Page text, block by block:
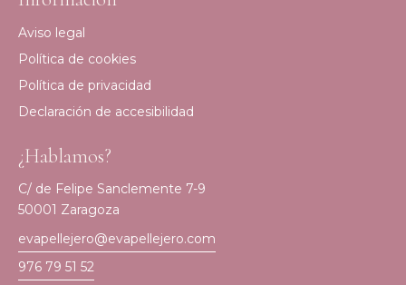
Aviso legal
Política de cookies
Política de privacidad
Declaración de accesibilidad
¿Hablamos?
C/ de Felipe Sanclemente 7-9
50001 Zaragoza
evapellejero@evapellejero.com
976 79 51 52